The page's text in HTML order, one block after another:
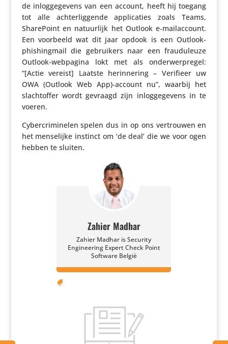
de inlog­ge­ge­vens van een account, heeft hij toegang
tot alle achter­lig­gende appli­ca­ties zoals Teams,
Share­Point en natuur­lijk het Outlook e‑mailaccount.
Een voorbeeld wat dit jaar opdook is een Outlook-
phis­hing­mail die gebrui­kers naar een frau­du­leuze
Outlook-webpagina lokt met als onder­werp­regel:
“[Actie vereist] Laatste herin­ne­ring – Verifieer uw
OWA (Outlook Web App)-account nu”, waarbij het
slacht­offer wordt gevraagd zijn inlog­ge­ge­vens in te
voeren.
Cyber­cri­mi­nelen spelen dus in op ons vertrouwen en
het mense­lijke instinct om ‘de deal’ die we voor ogen
hebben te sluiten.
Zahier Madhar
Zahier Madhar is Security
Engineering Expert Check Point
Software België
